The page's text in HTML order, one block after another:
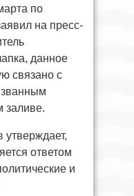
по
на пресс-
данное
связано с
заливе.
ответом
и